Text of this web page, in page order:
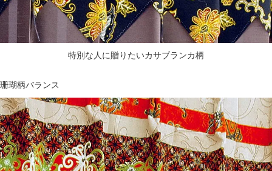
特別な人に贈りたいカサブランカ柄
珊瑚柄バランス